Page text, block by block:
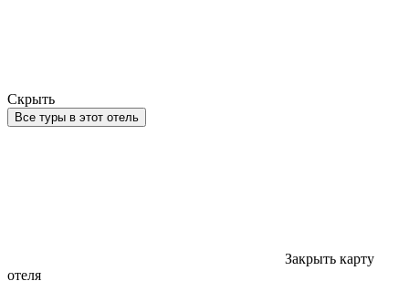
Скрыть
Все туры в этот отель
Закрыть карту
отеля